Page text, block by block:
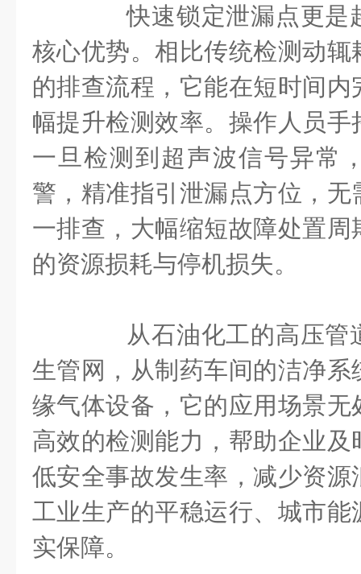
快速锁定泄漏点更是
核心优势。相比传统检测动
的排查流程，它能在短时间
幅提升检测效率。操作人员
一旦检测到超声波信号异常
警，精准指引泄漏点方位，
一排查，大幅缩短故障处置
的资源损耗与停机损失。
从石油化工的高压管
生管网，从制药车间的洁净
缘气体设备，它的应用场景
高效的检测能力，帮助企业
低安全事故发生率，减少资
工业生产的平稳运行、城市
实保障。